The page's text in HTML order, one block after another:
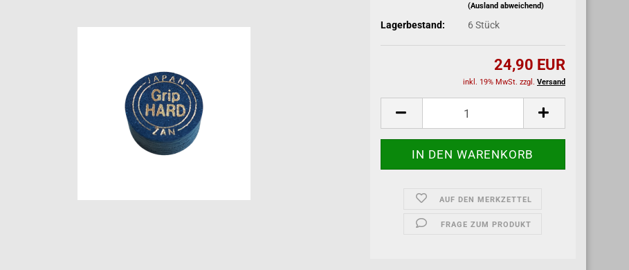
(Ausland abweichend)
Lagerbestand: 6 Stück
24,90 EUR
inkl. 19% MwSt. zzgl. Versand
AUF DEN MERKZETTEL
FRAGE ZUM PRODUKT